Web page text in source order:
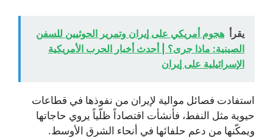
يقرأ هجوم أمريكي على إيران وتمرير الحوثيين للسفن
الصينية: ماذا جرى؟ | أحدث أخبار الحرب الأمريكية
الإسرائيلية على إيران
استفادت فصائل موالية لإيران من نفوذها في قطاعات
حيوية مثل النفط، فأنشأت اقتصاداً ظلّياً يروي حاجاتها
ويمكّنها من دعم حلفائها في أنحاء الشرق الأوسط.